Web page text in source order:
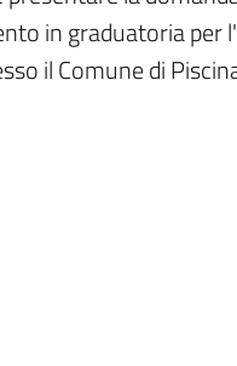
in graduatoria per
il Comune di